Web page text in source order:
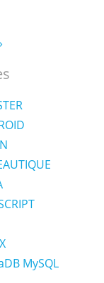
MySQL